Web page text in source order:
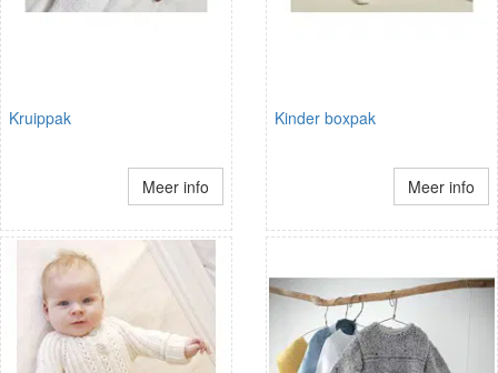
Kruippak
Meer info
Kinder boxpak
Meer info